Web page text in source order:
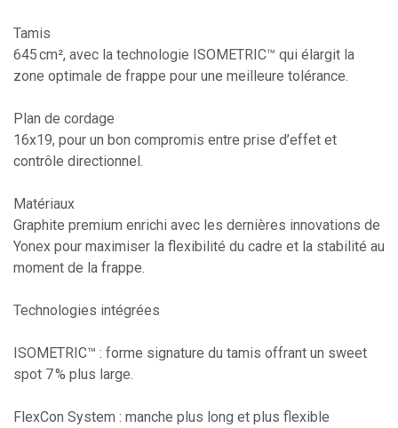
Tamis
645 cm², avec la technologie ISOMETRIC™ qui élargit la
zone optimale de frappe pour une meilleure tolérance.
Plan de cordage
16x19, pour un bon compromis entre prise d’effet et
contrôle directionnel.
Matériaux
Graphite premium enrichi avec les dernières innovations de
Yonex pour maximiser la flexibilité du cadre et la stabilité au
moment de la frappe.
Technologies intégrées
ISOMETRIC™ : forme signature du tamis offrant un sweet
spot 7 % plus large.
FlexCon System : manche plus long et plus flexible